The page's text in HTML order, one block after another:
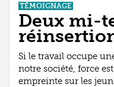
TÉMOIGNAGE
Deux mi-
Si le travail occupe
notre société, force
empreinte sur les